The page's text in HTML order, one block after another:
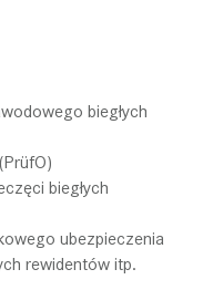
biegłych
biegłych
ubezpieczenia
rewidentów itp.